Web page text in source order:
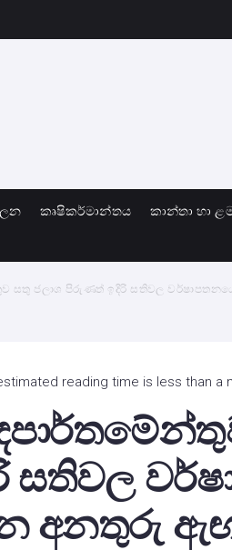
කෘෂිකර්මාන්තය කාන්තා හා
සතු ජලාශ පිරුණත් ඉදිරි සතිවල
reading time is less than a
සතිවල
අනතුරු